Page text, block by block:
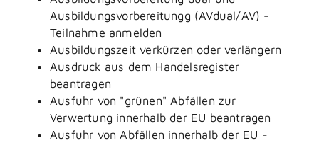
Ausbildungsvorbereitungg (AVdual/AV) -
Teilnahme anmelden
Ausbildungszeit verkürzen oder verlängern
Ausdruck aus dem Handelsregister
beantragen
Ausfuhr von "grünen" Abfällen zur
Verwertung innerhalb der EU beantragen
Ausfuhr von Abfällen innerhalb der EU -